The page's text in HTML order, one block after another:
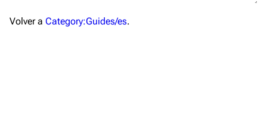
Navegación
Volver a Category:Guides/es.